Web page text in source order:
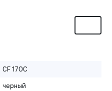
CF 170С
черный